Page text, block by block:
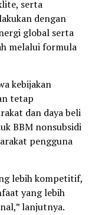
serta
dengan
global serta
melalui formula
kebijakan
tetap
dan daya beli
BBM nonsubsidi
pengguna
lebih kompetitif,
yang lebih
lanjutnya.